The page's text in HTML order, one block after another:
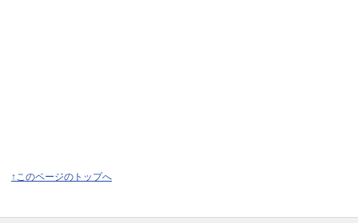
↑このページのトップへ